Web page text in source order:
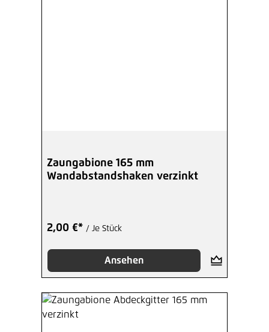
Zaungabione 165 mm
Wandabstandshaken verzinkt
2,00 €* / Je Stück
Ansehen